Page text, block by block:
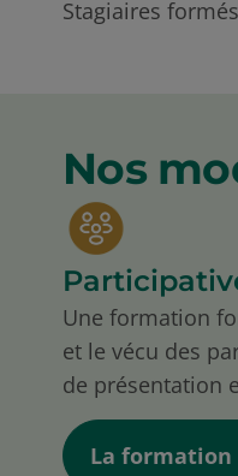
Stagiaires formés
Nos
Une formation
et le vécu des
de présentation
La formation